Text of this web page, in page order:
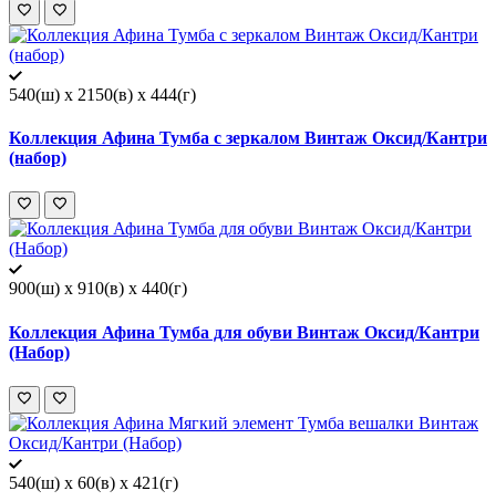
540(ш) x 2150(в) x 444(г)
Коллекция Афина Тумба c зеркалом Винтаж Оксид/Кантри
(набор)
900(ш) x 910(в) x 440(г)
Коллекция Афина Тумба для обуви Винтаж Оксид/Кантри
(Набор)
540(ш) x 60(в) x 421(г)